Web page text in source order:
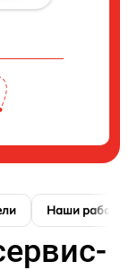
Наши работы